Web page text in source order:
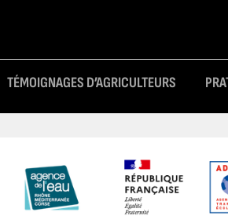
TÉMOIGNAGES D’AGRICULTEURS